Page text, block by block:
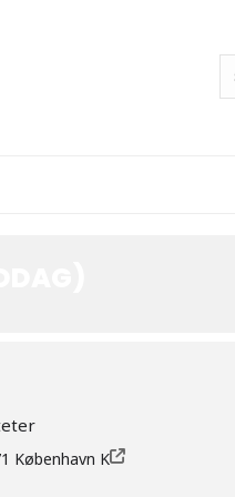
København K